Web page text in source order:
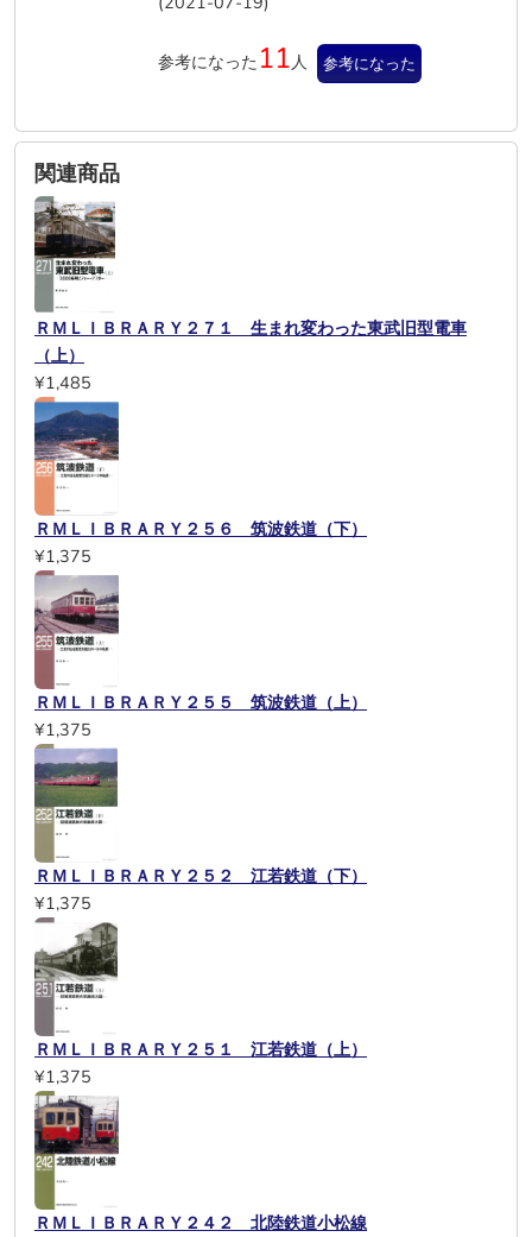
参考になった 11人 参考になった
関連商品
ＲＭＬＩＢＲＡＲＹ２７１ 生まれ変わった東武旧型電車
（上）
¥1,485
ＲＭＬＩＢＲＡＲＹ２５６ 筑波鉄道（下）
¥1,375
ＲＭＬＩＢＲＡＲＹ２５５ 筑波鉄道（上）
¥1,375
ＲＭＬＩＢＲＡＲＹ２５２ 江若鉄道（下）
¥1,375
ＲＭＬＩＢＲＡＲＹ２５１ 江若鉄道（上）
¥1,375
ＲＭＬＩＢＲＡＲＹ２４２ 北陸鉄道小松線